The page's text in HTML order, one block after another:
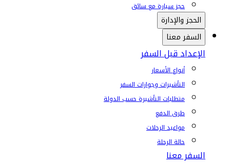
حجز سيارة مع سائق
الحجز والإدارة
السفر معنا
الإعداد قبل السفر
أنواع الأسعار
التأشيرات وجوازات السفر
متطلبات التأشيرة حسب الدولة
طرق الدفع
مواعيد الرحلات
حالة الرحلة
السفر معنا